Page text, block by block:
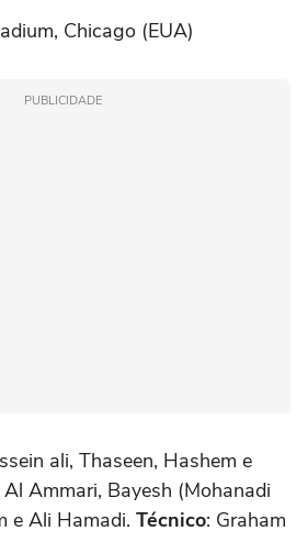
Chicago (EUA)
PUBLICIDADE
ali, Thaseen, Hashem e
Ammari, Bayesh (Mohanadi
e Ali Hamadi. Técnico: Graham